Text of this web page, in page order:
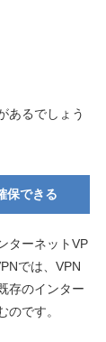
あるでしょう
保できる
ターネットVP
では、VPN
存のインター
です。